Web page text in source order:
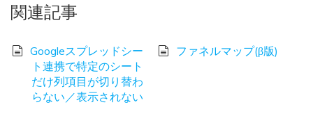
関連記事
Googleスプレッドシー
ト連携で特定のシート
だけ列項目が切り替わ
らない／表示されない
ファネルマップ(β版)